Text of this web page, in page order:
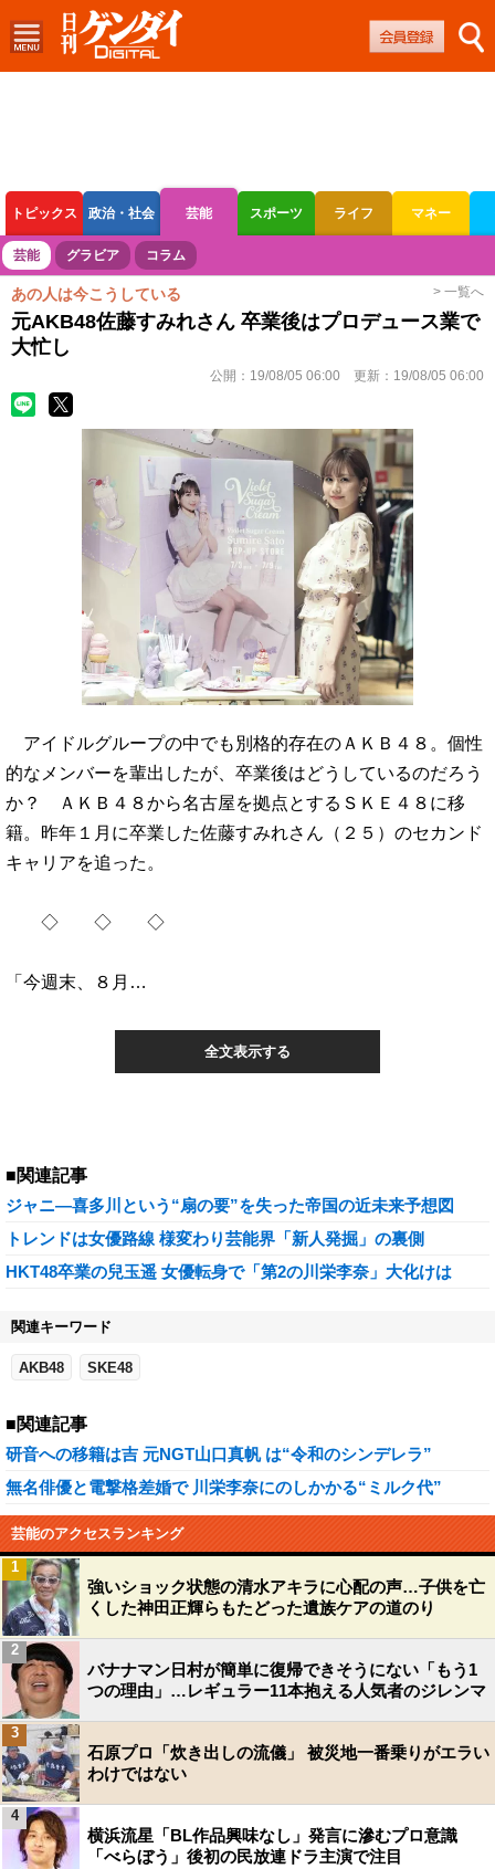
トピックス 政治・社会 芸能 スポーツ ライフ マネー
ボートレース 競輪 オートレース
芸能 グラビア コラム
あの人は今こうしている > 一覧へ
元AKB48佐藤すみれさん 卒業後はプロデュース業で
大忙し
公開： 19/08/05 06:00 更新： 19/08/05 06:00
アイドルグループの中でも別格的存在のＡＫＢ４８。個性
的なメンバーを輩出したが、卒業後はどうしているのだろう
か？ ＡＫＢ４８から名古屋を拠点とするＳＫＥ４８に移
籍。昨年１月に卒業した佐藤すみれさん（２５）のセカンド
キャリアを追った。
◇ ◇ ◇
「今週末、８月…
全文表示する
■関連記事
ジャニ―喜多川という“扇の要”を失った帝国の近未来予想図
トレンドは女優路線 様変わり芸能界「新人発掘」の裏側
HKT48卒業の兒玉遥 女優転身で「第2の川栄李奈」大化けは
関連キーワード
AKB48 SKE48
■関連記事
研音への移籍は吉 元NGT山口真帆 は“令和のシンデレラ”
無名俳優と電撃格差婚で 川栄李奈にのしかかる“ミルク代”
芸能のアクセスランキング
強いショック状態の清水アキラに心配の声…子供を亡
くした神田正輝らもたどった遺族ケアの道のり
1
バナナマン日村が簡単に復帰できそうにない「もう1
つの理由」…レギュラー11本抱える人気者のジレンマ
2
石原プロ「炊き出しの流儀」 被災地一番乗りがエラい
わけではない
3
横浜流星「BL作品興味なし」発言に滲むプロ意識
「べらぼう」後初の民放連ドラ主演で注目
4